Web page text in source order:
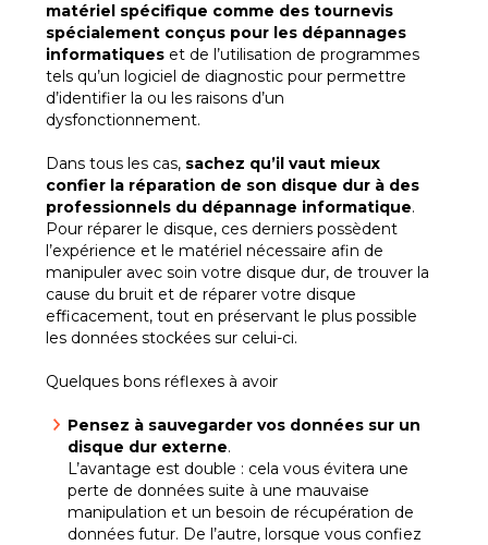
matériel spécifique comme des tournevis
spécialement conçus pour les dépannages
informatiques et de l’utilisation de programmes
tels qu’un logiciel de diagnostic pour permettre
d’identifier la ou les raisons d’un
dysfonctionnement.
Dans tous les cas, sachez qu’il vaut mieux
confier la réparation de son disque dur à des
professionnels du dépannage informatique.
Pour réparer le disque, ces derniers possèdent
l’expérience et le matériel nécessaire afin de
manipuler avec soin votre disque dur, de trouver la
cause du bruit et de réparer votre disque
efficacement, tout en préservant le plus possible
les données stockées sur celui-ci.
Quelques bons réflexes à avoir
Pensez à sauvegarder vos données sur un
disque dur externe.
L’avantage est double : cela vous évitera une
perte de données suite à une mauvaise
manipulation et un besoin de récupération de
données futur. De l’autre, lorsque vous confiez